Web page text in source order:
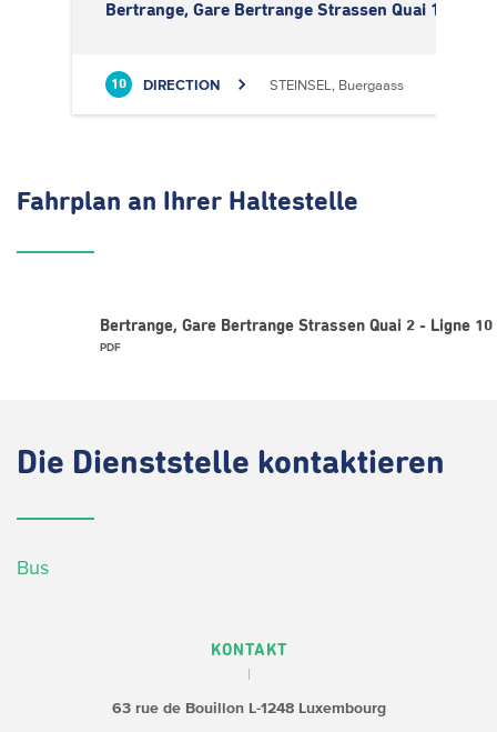
Bertrange, Gare Bertrange Strassen Quai 1
10 DIRECTION STEINSEL, Buergaass
Fahrplan an Ihrer Haltestelle
Bertrange, Gare Bertrange Strassen Quai 2 - Ligne 10
PDF
Die Dienststelle kontaktieren
Bus
KONTAKT
63 rue de BouillonL-1248 Luxembourg